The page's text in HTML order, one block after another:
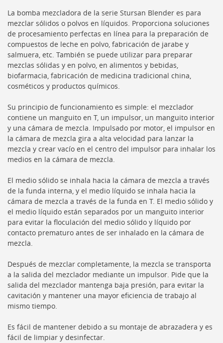
La bomba mezcladora de la serie Stursan Blender es para
mezclar sólidos o polvos en líquidos. Proporciona soluciones
de procesamiento perfectas en línea para la preparación de
compuestos de leche en polvo, fabricación de jarabe y
salmuera, etc. También se puede utilizar para preparar
mezclas sólidas y en polvo, en alimentos y bebidas,
biofarmacia, fabricación de medicina tradicional china,
cosméticos y productos químicos.
Su principio de funcionamiento es simple: el mezclador
contiene un manguito en T, un impulsor, un manguito interior
y una cámara de mezcla. Impulsado por motor, el impulsor en
la cámara de mezcla gira a alta velocidad para lanzar la
mezcla y crear vacío en el centro del impulsor para inhalar los
medios en la cámara de mezcla.
El medio sólido se inhala hacia la cámara de mezcla a través
de la funda interna, y el medio líquido se inhala hacia la
cámara de mezcla a través de la funda en T. El medio sólido y
el medio líquido están separados por un manguito interior
para evitar la floculación del medio sólido y líquido por
contacto prematuro antes de ser inhalado en la cámara de
mezcla.
Después de mezclar completamente, la mezcla se transporta
a la salida del mezclador mediante un impulsor. Pide que la
salida del mezclador mantenga baja presión, para evitar la
cavitación y mantener una mayor eficiencia de trabajo al
mismo tiempo.
Es fácil de mantener debido a su montaje de abrazadera y es
fácil de limpiar y desinfectar.